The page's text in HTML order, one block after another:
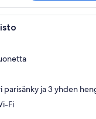
on tuoleja, sohva
parisänky ja 3 yhden
Fi